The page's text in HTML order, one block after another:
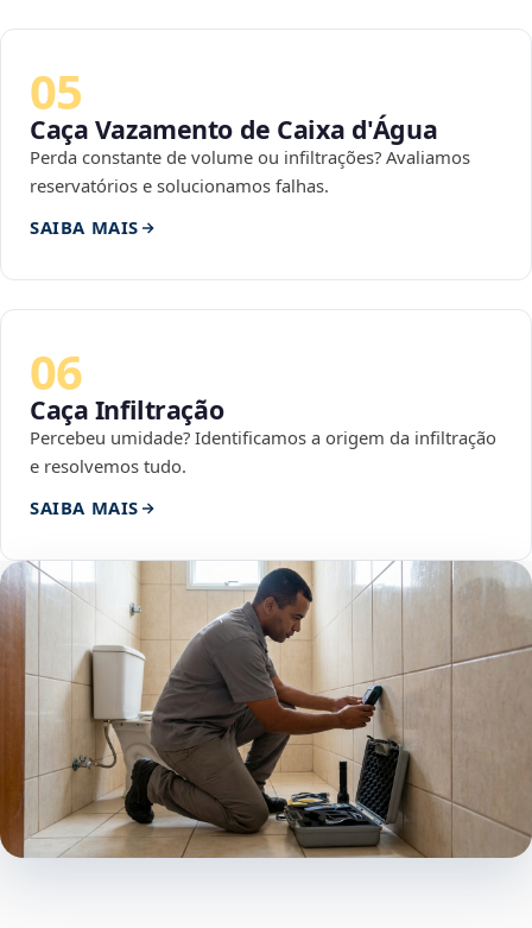
05
Caça Vazamento de Caixa d'Água
Perda constante de volume ou infiltrações? Avaliamos
reservatórios e solucionamos falhas.
SAIBA MAIS
06
Caça Infiltração
Percebeu umidade? Identificamos a origem da infiltração
e resolvemos tudo.
SAIBA MAIS